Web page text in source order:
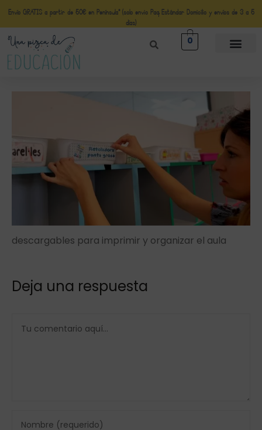
Envío GRATIS a partir de 50€ en Península* (solo envio Paq Estándar Domicilio y envíos de 3 a 5
días)
0
descargables para imprimir y organizar el aula
Deja una respuesta